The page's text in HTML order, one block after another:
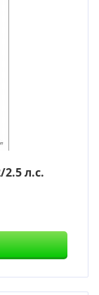
2.5 л.с.